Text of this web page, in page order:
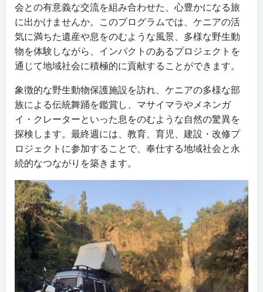
会との有意義な交流を組み合わせた、心豊かになる旅
に出かけませんか。このプログラムでは、ケニアの活
気に満ちた遺産や息をのむような風景、多様な野生動
物を体験しながら、インパクトのあるプロジェクトを
通じて地域社会に積極的に貢献することができます。
象徴的な野生動物保護施設を訪れ、ケニアの多様な部
族による伝統舞踊を鑑賞し、マサイマラやメネンガ
イ・クレーターといった息をのむような自然の驚異を
探検します。最終週には、教育、育児、建設・改修プ
ロジェクトに参加することで、奉仕する地域社会と永
続的なつながりを築きます。